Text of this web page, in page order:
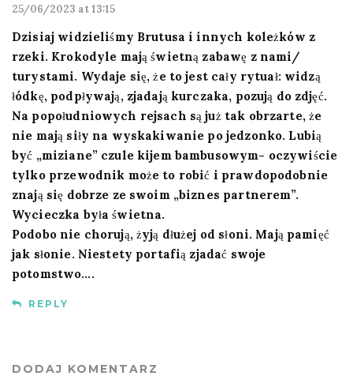
25/06/2023 at 13:15
Dzisiaj widzieliśmy Brutusa i innych koleżków z
rzeki. Krokodyle mają świetną zabawę z nami/
turystami. Wydaje się, że to jest cały rytuał: widzą
łódkę, podpływają, zjadają kurczaka, pozują do zdjęć.
Na popołudniowych rejsach są już tak obrzarte, że
nie mają siły na wyskakiwanie po jedzonko. Lubią
być „miziane” czule kijem bambusowym- oczywiście
tylko przewodnik może to robić i prawdopodobnie
znają się dobrze ze swoim „biznes partnerem”.
Wycieczka była świetna.
Podobo nie chorują, żyją dłużej od słoni. Mają pamięć
jak słonie. Niestety portafią zjadać swoje
potomstwo….
REPLY
DODAJ KOMENTARZ